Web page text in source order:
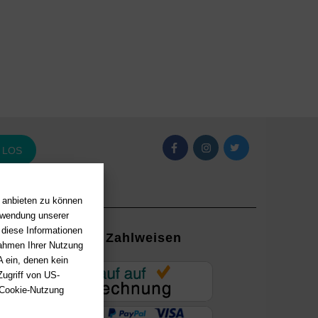
zu können
unserer
Informationen
Ihrer Nutzung
ein, denen kein
von US-
Nutzung
LOS
mit
Zahlweisen